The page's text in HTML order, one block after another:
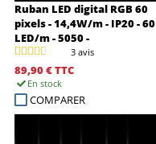
Ruban LED digital RGB 60
pixels - 14,4W/m - IP20 - 60
LED/m - 5050 -
RGB+WS2815B - 5m - 12V
3 avis
89,90 €TTC
En stock
COMPARER